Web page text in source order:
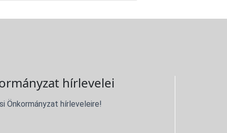
hírlevelei
Önkormányzat hírleveleire!